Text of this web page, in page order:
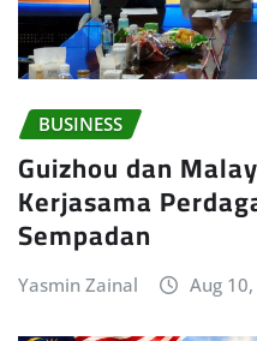
BUSINESS
Guizhou dan
Kerjasama
Sempadan
Yasmin Zainal Aug